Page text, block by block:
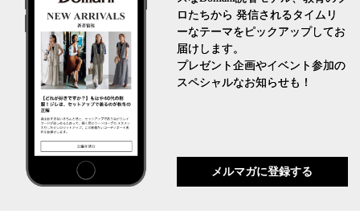
ロたちから 発信されるタイムリ
ーなテーマをピックアップしてお
届けします。
プレゼント企画やイベント参加の
スペシャルなお知らせも！
メルマガに登録する